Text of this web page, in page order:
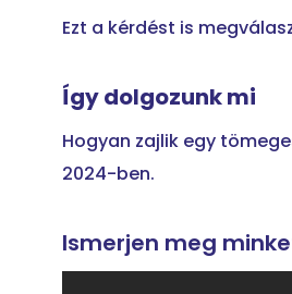
Ezt a kérdést is
Így dolgozunk mi
Hogyan zajlik egy
2024-ben.
Ismerjen meg